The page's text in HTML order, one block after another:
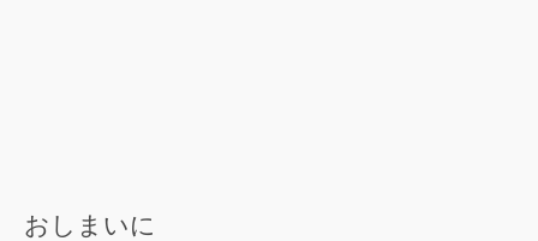
おしまいに